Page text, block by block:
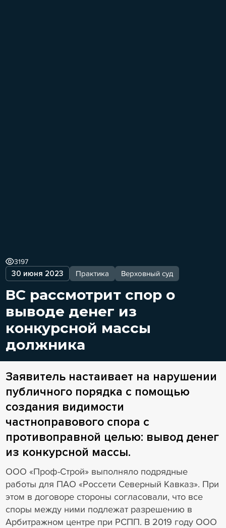
30 июня 2023 Практика Верховный суд
3197
ВС рассмотрит спор о
выводе денег из
конкурсной массы
должника
Заявитель настаивает на нарушении
публичного порядка с помощью
создания видимости
частноправового спора с
противоправной целью: вывод денег
из конкурсной массы.
ООО «Проф-Строй» выполняло подрядные
работы для ПАО «Россети Северный Кавказ». При
этом в договоре стороны согласовали, что все
споры между ними подлежат разрешению в
Арбитражном центре при РСПП. В 2019 году ООО